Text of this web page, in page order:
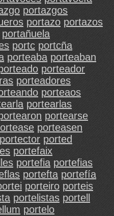
portazgos
portazo portazos
portañuela
portc portcña
porteaba porteaban
porteador
porteadores
porteaos
portearlas
portearse
porteasen
portector ported
portefaix
portefia portefias
portefta portefía
porteiro porteis
portelistas portell
portelo